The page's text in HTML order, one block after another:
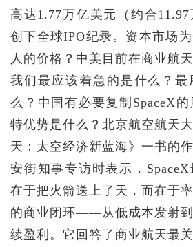
高达1.77万亿美元（约合11.97
创下全球IPO纪录。资本市场
人的价格？中美目前在商业航
我们最应该着急的是什么？
么？中国有必要复制SpaceX
特优势是什么？北京航空航天
天：太空经济新蓝海》一书的
安街知事专访时表示，
在于把火箭送上了天，而在于
的商业闭环——从低成本发射
续盈利。它回答了商业航天最